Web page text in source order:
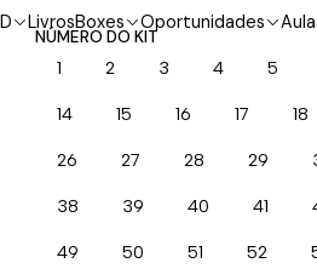
LivrosBoxes Oportunidades
NÚMERO DO KIT
1 2 3 4 5
14 15 16 17 18
26 27 28 29
38 39 40 41
49 50 51 52